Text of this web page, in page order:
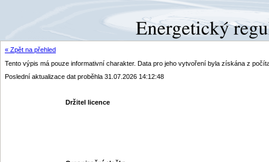
« Zpět na přehled
Tento výpis má pouze informativní charakter. Data pro jeho vytvoření byla získána z
Poslední aktualizace dat proběhla 31.07.2026 14:12:48
Držitel licence